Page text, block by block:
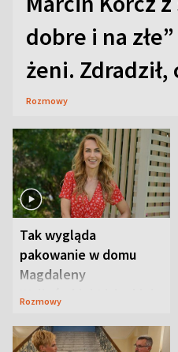
dobre i na
żeni. Zdradził,
Rozmowy
Tak wygląda
pakowanie w domu
Magdaleny
Waligórskiej-Lisieckiej.
Rozmowy